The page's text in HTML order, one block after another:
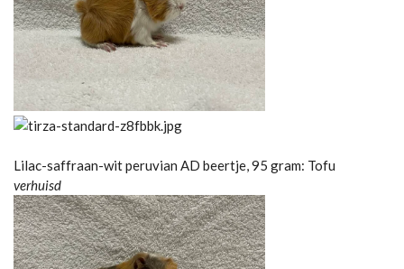
Lilac-saffraan-wit peruvian AD beertje, 95 gram: Tofu
verhuisd